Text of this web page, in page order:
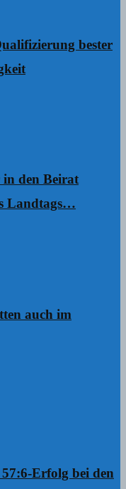
bester
in den Beirat
Landtags…
auch im
Erfolg bei den